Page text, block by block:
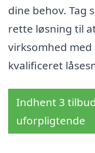
dine behov. Tag
rette løsning til
virksomhed
kvalificeret
Indhent 3
uforpligtende